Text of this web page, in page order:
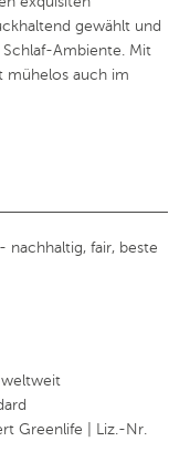
gewählt und
Ambiente. Mit
mühelos auch im
- nachhaltig, fair, beste
Greenlife | Liz.-Nr.